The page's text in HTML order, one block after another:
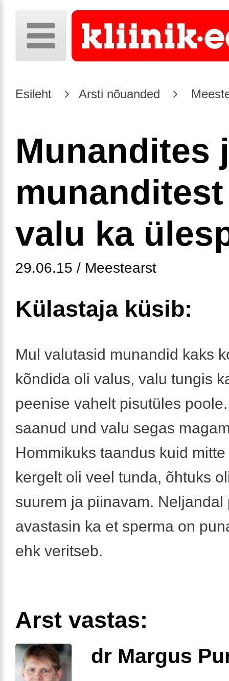
Esileht Arsti nõuanded
Munandites
valu ka
29.06.15 / Meestearst
Külastaja küsib:
Mul valutasid munandid kaks
kõndida oli valus, valu tungis
peenise vahelt pisutüles
saanud und valu segas
Hommikuks taandus kuid
kergelt oli veel tunda, õhtuks
suurem ja piinavam. Neljandal
avastasin ka et sperma on
ehk veritseb.
Arst vastas:
dr Margus